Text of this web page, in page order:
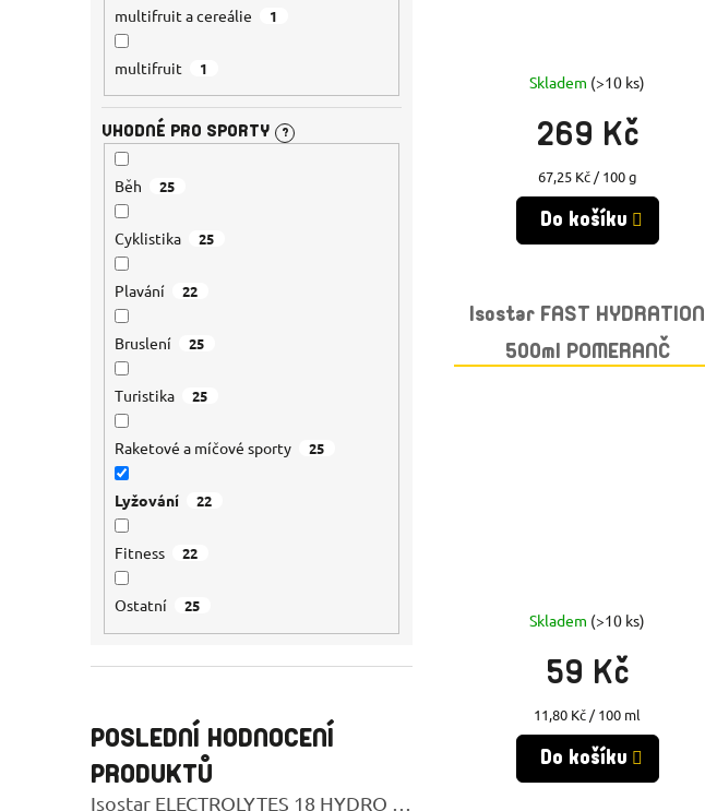
multifruit a cereálie 1
multifruit 1
VHODNÉ PRO SPORTY ?
Běh 25
Cyklistika 25
Plavání 22
Bruslení 25
Turistika 25
Raketové a míčové sporty 25
Lyžování 22
Fitness 22
Ostatní 25
POSLEDNÍ HODNOCENÍ
PRODUKTŮ
Skladem (>10 ks)
269 Kč
Měrná
cena:
67,25 Kč / 100 g
Do košíku
Isostar FAST HYDRATION
500ml POMERANČ
Skladem (>10 ks)
59 Kč
Měrná
cena:
11,80 Kč / 100 ml
Do košíku